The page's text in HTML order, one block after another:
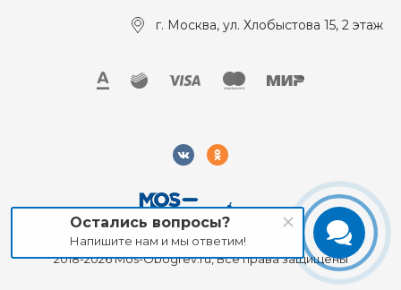
г. Москва, ул. Хлобыстова 15, 2 этаж
2018-2026 Mos-Obogrev.ru, Все права защищены
Остались вопросы?
Напишите нам и мы ответим!